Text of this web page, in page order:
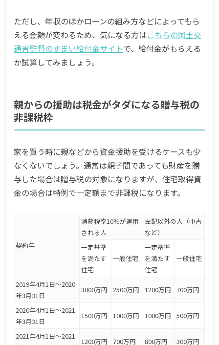
ただし、年収のほかローンの組み方などによってもら
える金額が変わるため、気になる方はこちらの国土交
通省監督のすまい給付金サイトで、給付金がもらえる
か試算してみましょう。
親からの援助は税金がタダになる贈与税の
非課税枠
家を買う時に親などから資金援助を受けるケースも少
なくないでしょう。通常は親子間であっても財産を贈
与した場合は贈与税の対象になりますが、住宅取得資
金の場合は特例で一定額まで非課税になります。
契約年
消費税率10％が適用
される人
左記以外の人（中古
など）
一定基準
を満たす
住宅
一般住宅
一定基準
を満たす
住宅
一般住宅
2019年4月1日～2020
年3月31日
3000万円 2500万円 1200万円 700万円
2020年4月1日～2021
年3月31日
1500万円 1000万円 1000万円 500万円
2021年4月1日～2021
1200万円 700万円 800万円 300万円